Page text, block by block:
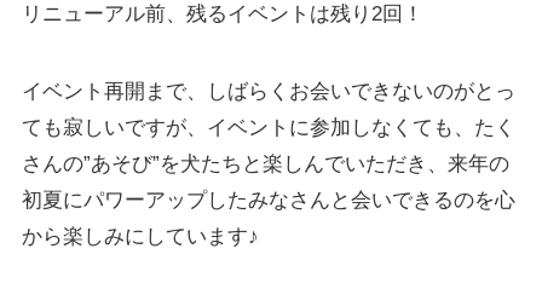
リニューアル前、残るイベントは残り2回！
イベント再開まで、しばらくお会いできないのがとっ
ても寂しいですが、イベントに参加しなくても、たく
さんの”あそび”を犬たちと楽しんでいただき、来年の
初夏にパワーアップしたみなさんと会いできるのを心
から楽しみにしています♪